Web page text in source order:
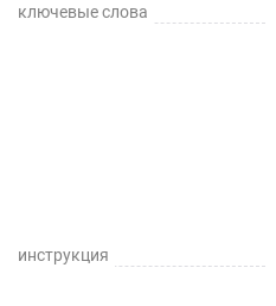
ключевые слова
инструкция